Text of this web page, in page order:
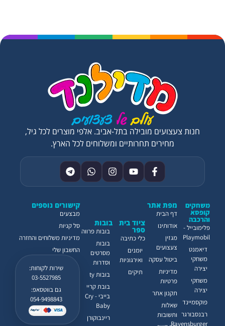
קישורים נוספים
מבצעים
סל קניות
מדיניות משלוחים והחזרה
החשבון שלי
שירות לקוחות:
03-5527985
גם בווטסאפ:
054-9498843
ציוד בית
ספר
כלי כתיבה
יומנים
ואירגוניות
תיקים
בובות
בובות פרווה
בובות
מסרטים
וסדרות
בובות ty
בובת קריי
בייבי - Cry
Baby
ריינבוקורן
משחקים
קופסא
והרכבה
פלימובייל -
Playmobil
דיאמנט
משחקי
יצירה
משחקי
יצירה
פוקסמיינד
רבנסבורגר
Ravensburger
מפת אתר
דף הבית
אודותינו
מגזין
צעצועים
ביטול עסקה
מדיניות
פרטיות
תקנון אתר
שאלות
ותשובות
חנות צעצועים מובילה בתל-אביב. אלפי מוצרים לכל גיל,
מחירים תחרותיים ומשלוחים לכל הארץ.